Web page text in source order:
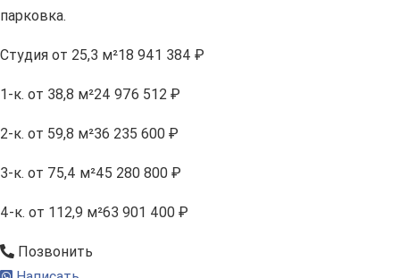
парковка.
Студия от 25,3 м²18 941 384 ₽
1-к. от 38,8 м²24 976 512 ₽
2-к. от 59,8 м²36 235 600 ₽
3-к. от 75,4 м²45 280 800 ₽
4-к. от 112,9 м²63 901 400 ₽
Позвонить